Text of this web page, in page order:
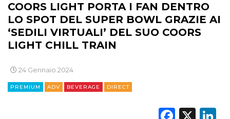
CINEMA
COORS LIGHT PORTA I FAN DENTRO
LO SPOT DEL SUPER BOWL GRAZIE AI
‘SEDILI VIRTUALI’ DEL SUO COORS
LIGHT CHILL TRAIN
24 Gennaio 2024
PREMIUM ADV BEVERAGE DIRECT